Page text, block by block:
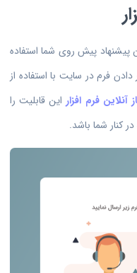
پیشنهاد پیش روی شما استفاده
دادن فرم در سایت با استفاده از
آنلاین فرم افزار این قابلیت را
کنار شما باشد.